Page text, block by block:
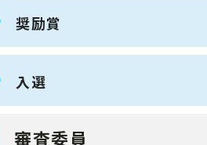
奨励賞
入選
審査委員